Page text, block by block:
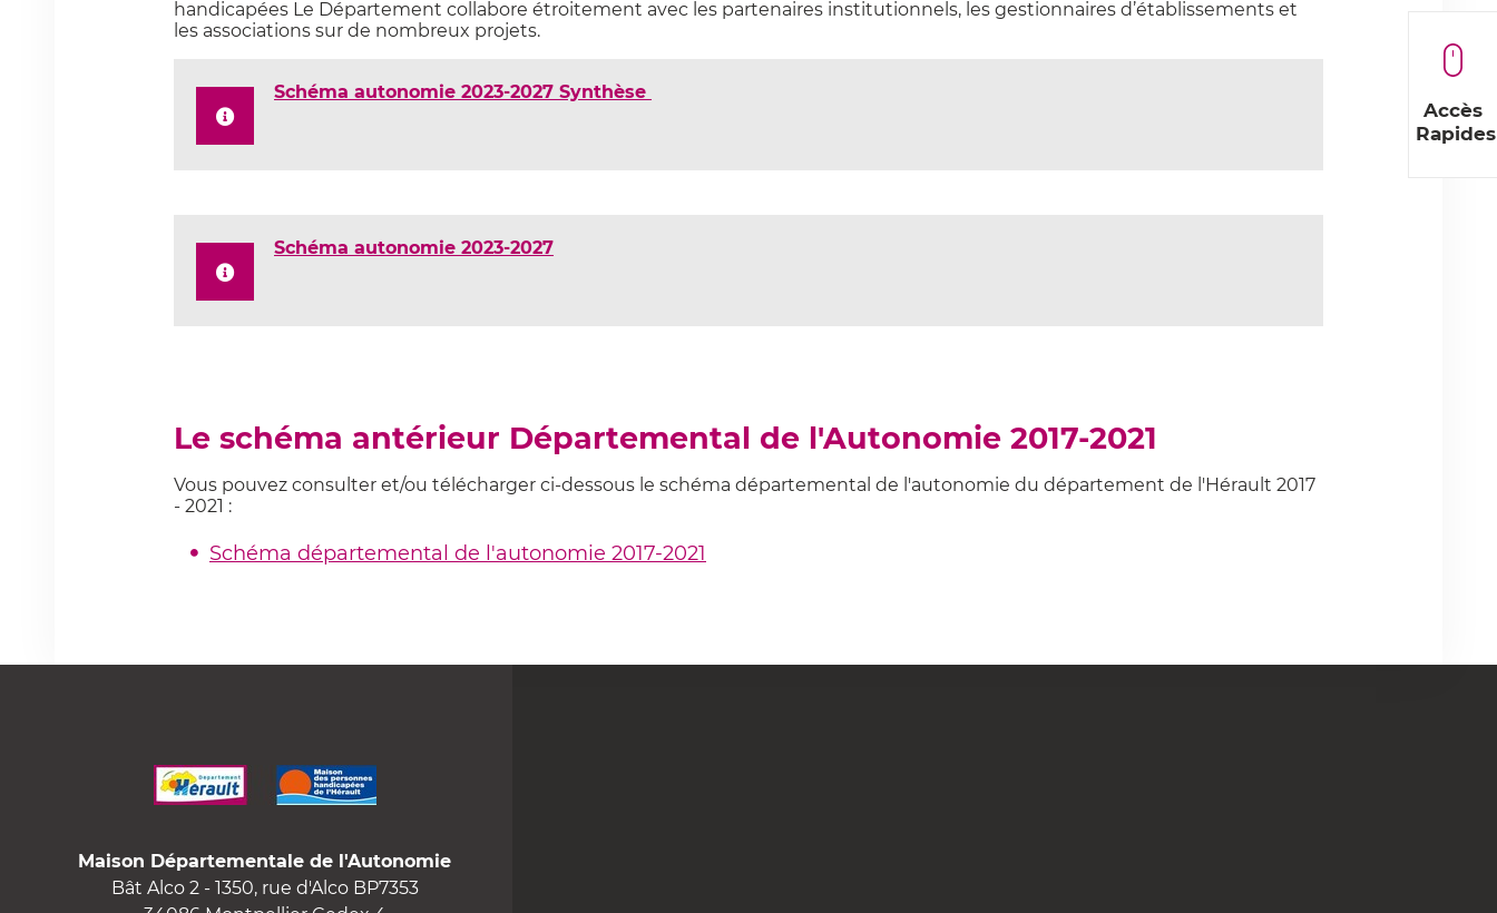
Accès
Rapides
handicapées Le Département collabore étroitement avec les partenaires institutionnels, les gestionnaires d’établissements et
les associations sur de nombreux projets.
Schéma autonomie 2023-2027 Synthèse
Schéma autonomie 2023-2027
Le schéma antérieur Départemental de l'Autonomie 2017-2021
Vous pouvez consulter et/ou télécharger ci-dessous le schéma départemental de l'autonomie du département de l'Hérault 2017
- 2021 :
Schéma départemental de l'autonomie 2017-2021
Maison Départementale de l'Autonomie
Bât Alco 2 - 1350, rue d'Alco BP7353